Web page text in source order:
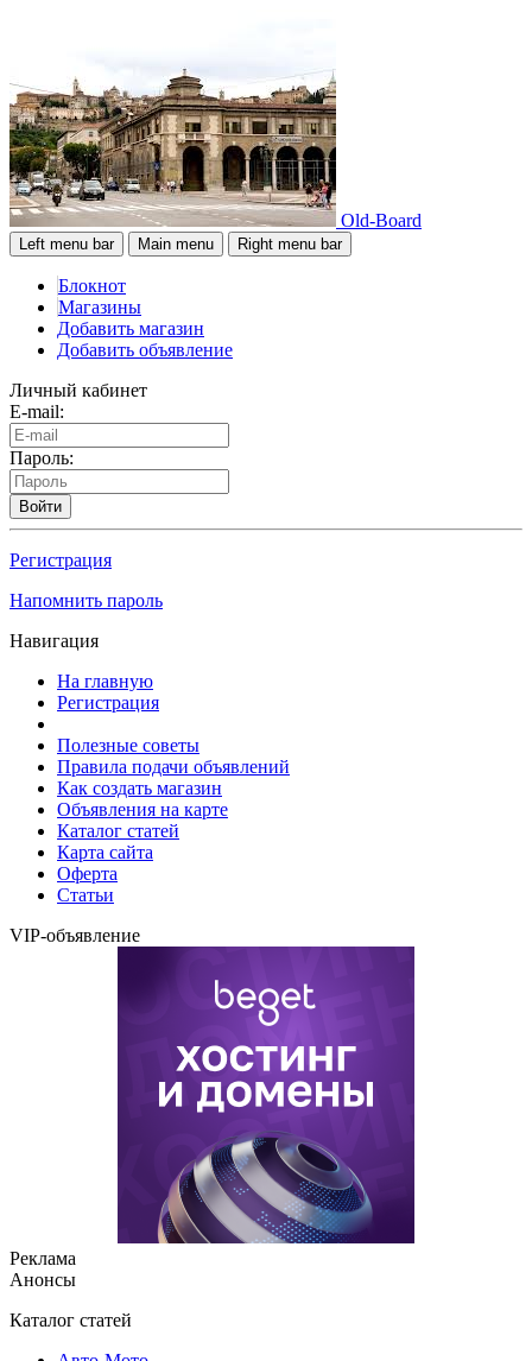
Old-Board
Left menu bar Main menu Right menu bar
Блокнот
Магазины
Добавить магазин
Добавить объявление
Личный кабинет
E-mail:
Пароль:
Войти
Регистрация
Напомнить пароль
Навигация
На главную
Регистрация
Полезные советы
Правила подачи объявлений
Как создать магазин
Объявления на карте
Каталог статей
Карта сайта
Оферта
Статьи
VIP-объявление
Реклама
Анонсы
Каталог статей